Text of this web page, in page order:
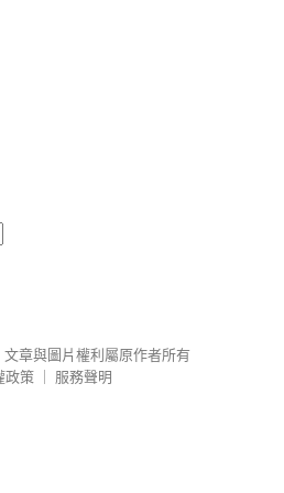
文章與圖片權利屬原作者所有
政策
服務聲明